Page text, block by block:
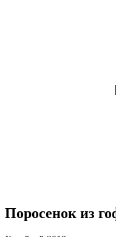
Поросенок из